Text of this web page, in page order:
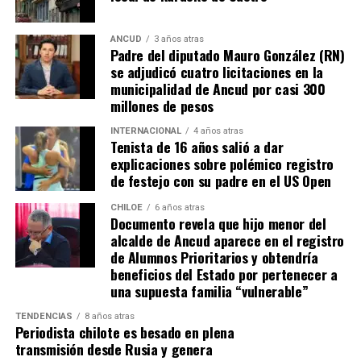
los caminos conducen a… La Moneda y, mientras se
espera ese gesto por parte de la madre del pequeño
Tomás, los pasos siguen quemando los pies de Fernando
en pos de que cada kilómetro recorrido, signifique más
que una llegada a Santiago, un arribo a la cura de su hijo
Actualmente, Gómez se encuentra en Santiago
realizando trámites y participando como invitada en
distintos medios de comunicación. Aunque aún no tiene
una fecha exacta para su viaje a Estados Unidos, donde
se administra el medicamento, indicó que esperan
realizarlo «a mediados de junio».
Cabe destacar que, pese a que se logró reunir el dinero y,
por ende, la meta se cumplió, continúan circulando por
redes sociales, eventos a beneficios de Tomás Ross.
ANCUD 3 años atras
Padre del diputado Mauro González (RN)
se adjudicó cuatro licitaciones en la
municipalidad de Ancud por casi 300
millones de pesos
INTERNACIONAL 4 años atras
Tenista de 16 años salió a dar
explicaciones sobre polémico registro
de festejo con su padre en el US Open
CHILOE 6 años atras
Documento revela que hijo menor del
alcalde de Ancud aparece en el registro
de Alumnos Prioritarios y obtendría
beneficios del Estado por pertenecer a
una supuesta familia “vulnerable”
TENDENCIAS 8 años atras
Periodista chilote es besado en plena
transmisión desde Rusia y genera